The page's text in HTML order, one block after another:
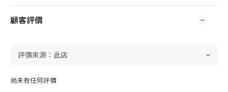
顧客評價
尚未有任何評價